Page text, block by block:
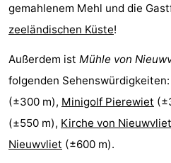
Minigolfplätze
Wellness-
&
Städte
Natur
Sport
-
gemahlenem Mehl und die
zeeländischen Küste!
Außerdem ist Mühle von
folgenden Sehenswürdigkeiten:
(±300 m), Minigolf Pierewiet
(±550 m), Kirche von Nieuwvliet
Nieuwvliet (±600 m).